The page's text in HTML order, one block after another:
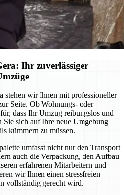
Ihr zuverlässiger
stehen wir Ihnen mit professioneller
Seite. Ob Wohnungs- oder
dass Ihr Umzug reibungslos und
Sie sich auf Ihre neue Umgebung
kümmern zu müssen.
umfasst nicht nur den Transport
auch die Verpackung, den Aufbau
erfahrenen Mitarbeitern und
wir Ihnen einen stressfreien
vollständig gerecht wird.